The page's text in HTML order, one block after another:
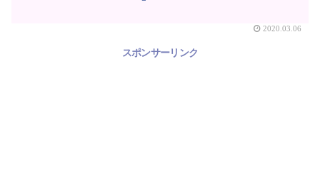
2020.03.06
スポンサーリンク